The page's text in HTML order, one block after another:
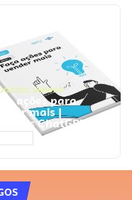
, VENDAS
ações para
mais |
ChatGPT